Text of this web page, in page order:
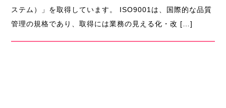
ステム）」を取得しています。 ISO9001は、国際的な品質
管理の規格であり、取得には業務の見える化・改 […]